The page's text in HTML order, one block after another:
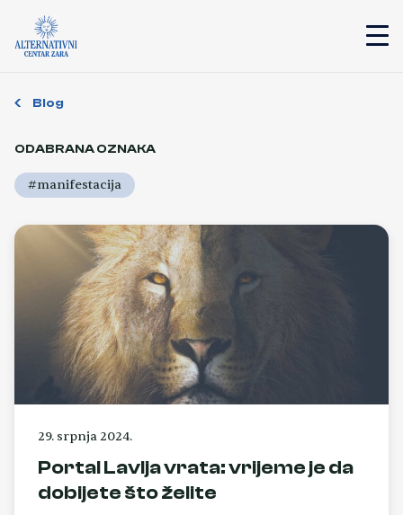
Blog
ODABRANA OZNAKA
#manifestacija
29. srpnja 2024.
Portal Lavlja vrata: vrijeme je da
dobijete što želite